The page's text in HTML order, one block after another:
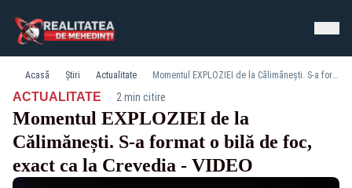
Acasă Știri Actualitate Momentul EXPLOZIEI de la Călimănești. S-a format o bilă de foc, exact ca la Crevedia - VIDEO
ACTUALITATE· 2 min citire
Momentul EXPLOZIEI de la
Călimănești. S-a format o bilă de foc,
exact ca la Crevedia - VIDEO